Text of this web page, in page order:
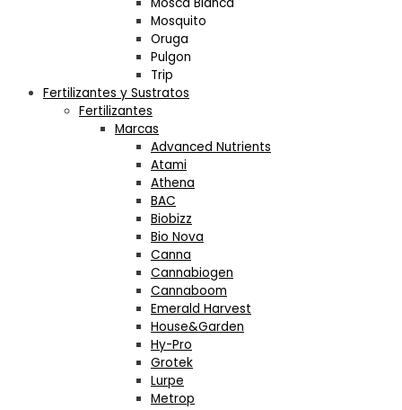
Mosquito
Oruga
Pulgon
Trip
Fertilizantes y Sustratos
Fertilizantes
Marcas
Advanced Nutrients
Atami
Athena
BAC
Biobizz
Bio Nova
Canna
Cannabiogen
Cannaboom
Emerald Harvest
House&Garden
Hy-Pro
Grotek
Lurpe
Metrop